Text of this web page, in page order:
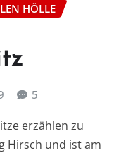
HÖLLE
5
erzählen zu
Hirsch und ist am